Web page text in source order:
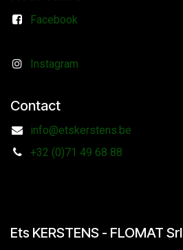
Facebook
Instagram
Contact
info@etskerstens.be
+32 (0)71 49 68 88
Ets KERSTENS - FLOMAT Srl